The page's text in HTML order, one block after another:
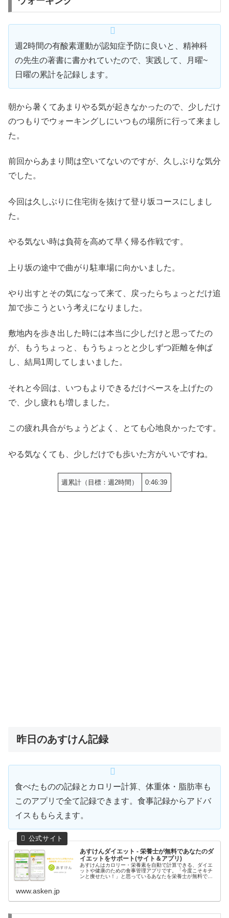
週2時間の有酸素運動が認知症予防に良いと、精神科
の先生の著書に書かれていたので、実践して、月曜~
日曜の累計を記録します。
朝から暑くてあまりやる気が起きなかったので、少しだけ
のつもりでウォーキングしにいつもの場所に行って来まし
た。
前回からあまり間は空いてないのですが、久しぶりな気分
でした。
今回は久しぶりに住宅街を抜けて登り坂コースにしまし
た。
やる気ない時は負荷を高めて早く帰る作戦です。
上り坂の途中で曲がり駐車場に向かいました。
やり出すとその気になって来て、戻ったらちょっとだけ追
加で歩こうという考えになりました。
敷地内を歩き出した時には本当に少しだけと思ってたの
が、もうちょっと、もうちょっとと少しずつ距離を伸ば
し、結局1周してしまいました。
それと今回は、いつもよりできるだけペースを上げたの
で、少し疲れも増しました。
この疲れ具合がちょうどよく、とても心地良かったです。
やる気なくても、少しだけでも歩いた方がいいですね。
週累計（目標：週2時間） 0:46:39
昨日のあすけん記録
食べたものの記録とカロリー計算、体重体・脂肪率も
このアプリで全て記録できます。食事記録からアドバ
イスももらえます。
あすけんダイエット - 栄養士が無料であなたのダ
イエットをサポート(サイト＆アプリ)
あすけんはカロリー・栄養素を自動で計算できる、ダイエ
ットや健康のための食事管理アプリです。「今度こそキチ
ンと痩せたい！」と思っているあなたを栄養士が無料でサ
www.asken.jp